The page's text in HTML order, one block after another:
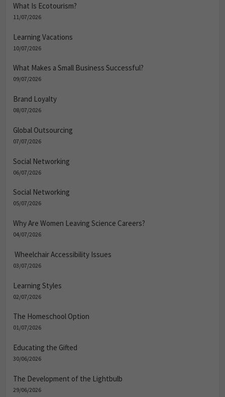
What Is Ecotourism?
11/07/2026
Learning Vacations
10/07/2026
What Makes a Small Business Successful?
09/07/2026
Brand Loyalty
08/07/2026
Global Outsourcing
07/07/2026
Social Networking
06/07/2026
Social Networking
05/07/2026
Why Are Women Leaving Science Careers?
04/07/2026
Wheelchair Accessibility Issues
03/07/2026
Learning Styles
02/07/2026
The Homeschool Option
01/07/2026
Educating the Gifted
30/06/2026
The Development of the Lightbulb
29/06/2026